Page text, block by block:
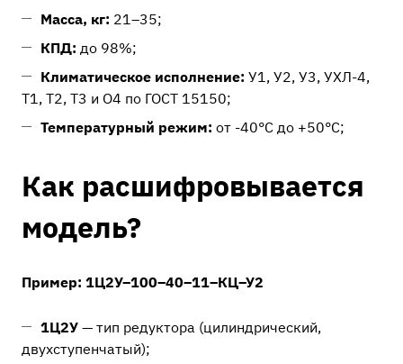
Масса, кг: 21–35;
КПД: до 98%;
Климатическое исполнение: У1, У2, У3, УХЛ-4,
Т1, Т2, Т3 и О4 по ГОСТ 15150;
Температурный режим: от -40°C до +50°C;
Как расшифровывается
модель?
Пример: 1Ц2У–100–40–11–КЦ–У2
1Ц2У — тип редуктора (цилиндрический,
двухступенчатый);